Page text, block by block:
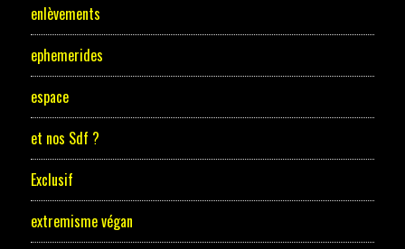
enlèvements
ephemerides
espace
et nos Sdf ?
Exclusif
extremisme végan